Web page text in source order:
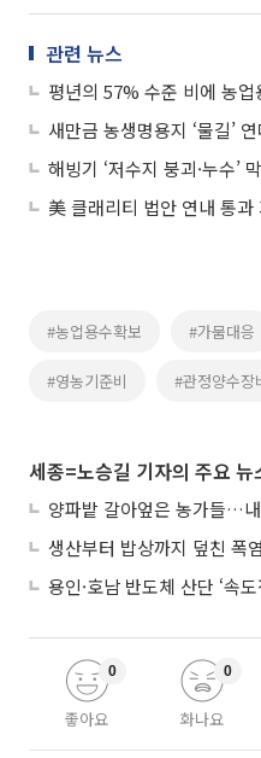
관련 뉴스
#농업용수확보 #가뭄대응
#영농기준비 #관정양수장
세종=노승길 기자의 주요 뉴
양파밭 갈아엎은 농가들…
좋아요
0
화나요
0